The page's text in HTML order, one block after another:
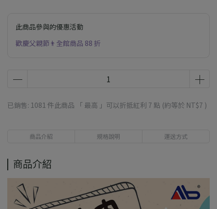
此商品參與的優惠活動
歡慶父親節👨全館商品 88 折
已銷售: 1081 件此商品 「 最高 」可以折抵紅利 7 點 (約等於 NT$7 )
商品介紹 規格說明 運送方式
商品介紹